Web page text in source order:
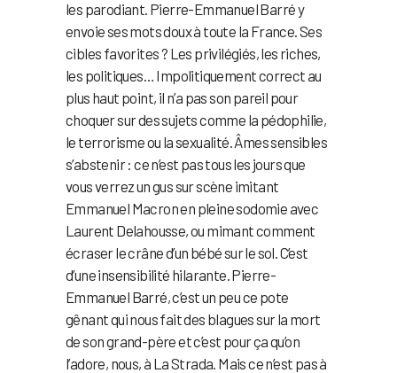
les parodiant. Pierre-Emmanuel Barré y
envoie ses mots doux à toute la France. Ses
cibles favorites ? Les privilégiés, les riches,
les politiques… Impolitiquement correct au
plus haut point, il n’a pas son pareil pour
choquer sur des sujets comme la pédophilie,
le terrorisme ou la sexualité. Âmes sensibles
s’abstenir : ce n’est pas tous les jours que
vous verrez un gus sur scène imitant
Emmanuel Macron en pleine sodomie avec
Laurent Delahousse, ou mimant comment
écraser le crâne d’un bébé sur le sol. C’est
d’une insensibilité hilarante. Pierre-
Emmanuel Barré, c’est un peu ce pote
gênant qui nous fait des blagues sur la mort
de son grand-père et c’est pour ça qu’on
l’adore, nous, à La Strada. Mais ce n’est pas à